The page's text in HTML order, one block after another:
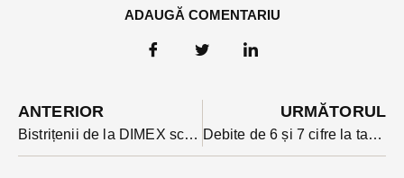
ADAUGĂ COMENTARIU
ANTERIOR
Bistrițenii de la DIMEX scoși din contractul centurii Metropolitane a Clujului. Primarul Boc a anunțat rezilierea unilaterală : ”suspiciuni de fraudă internațională ” VIDEO
URMĂTORUL
Debite de 6 și 7 cifre la taxe și impozite în Bistrița. Când riscă restanțierii să fie trimiși la recuperatori?